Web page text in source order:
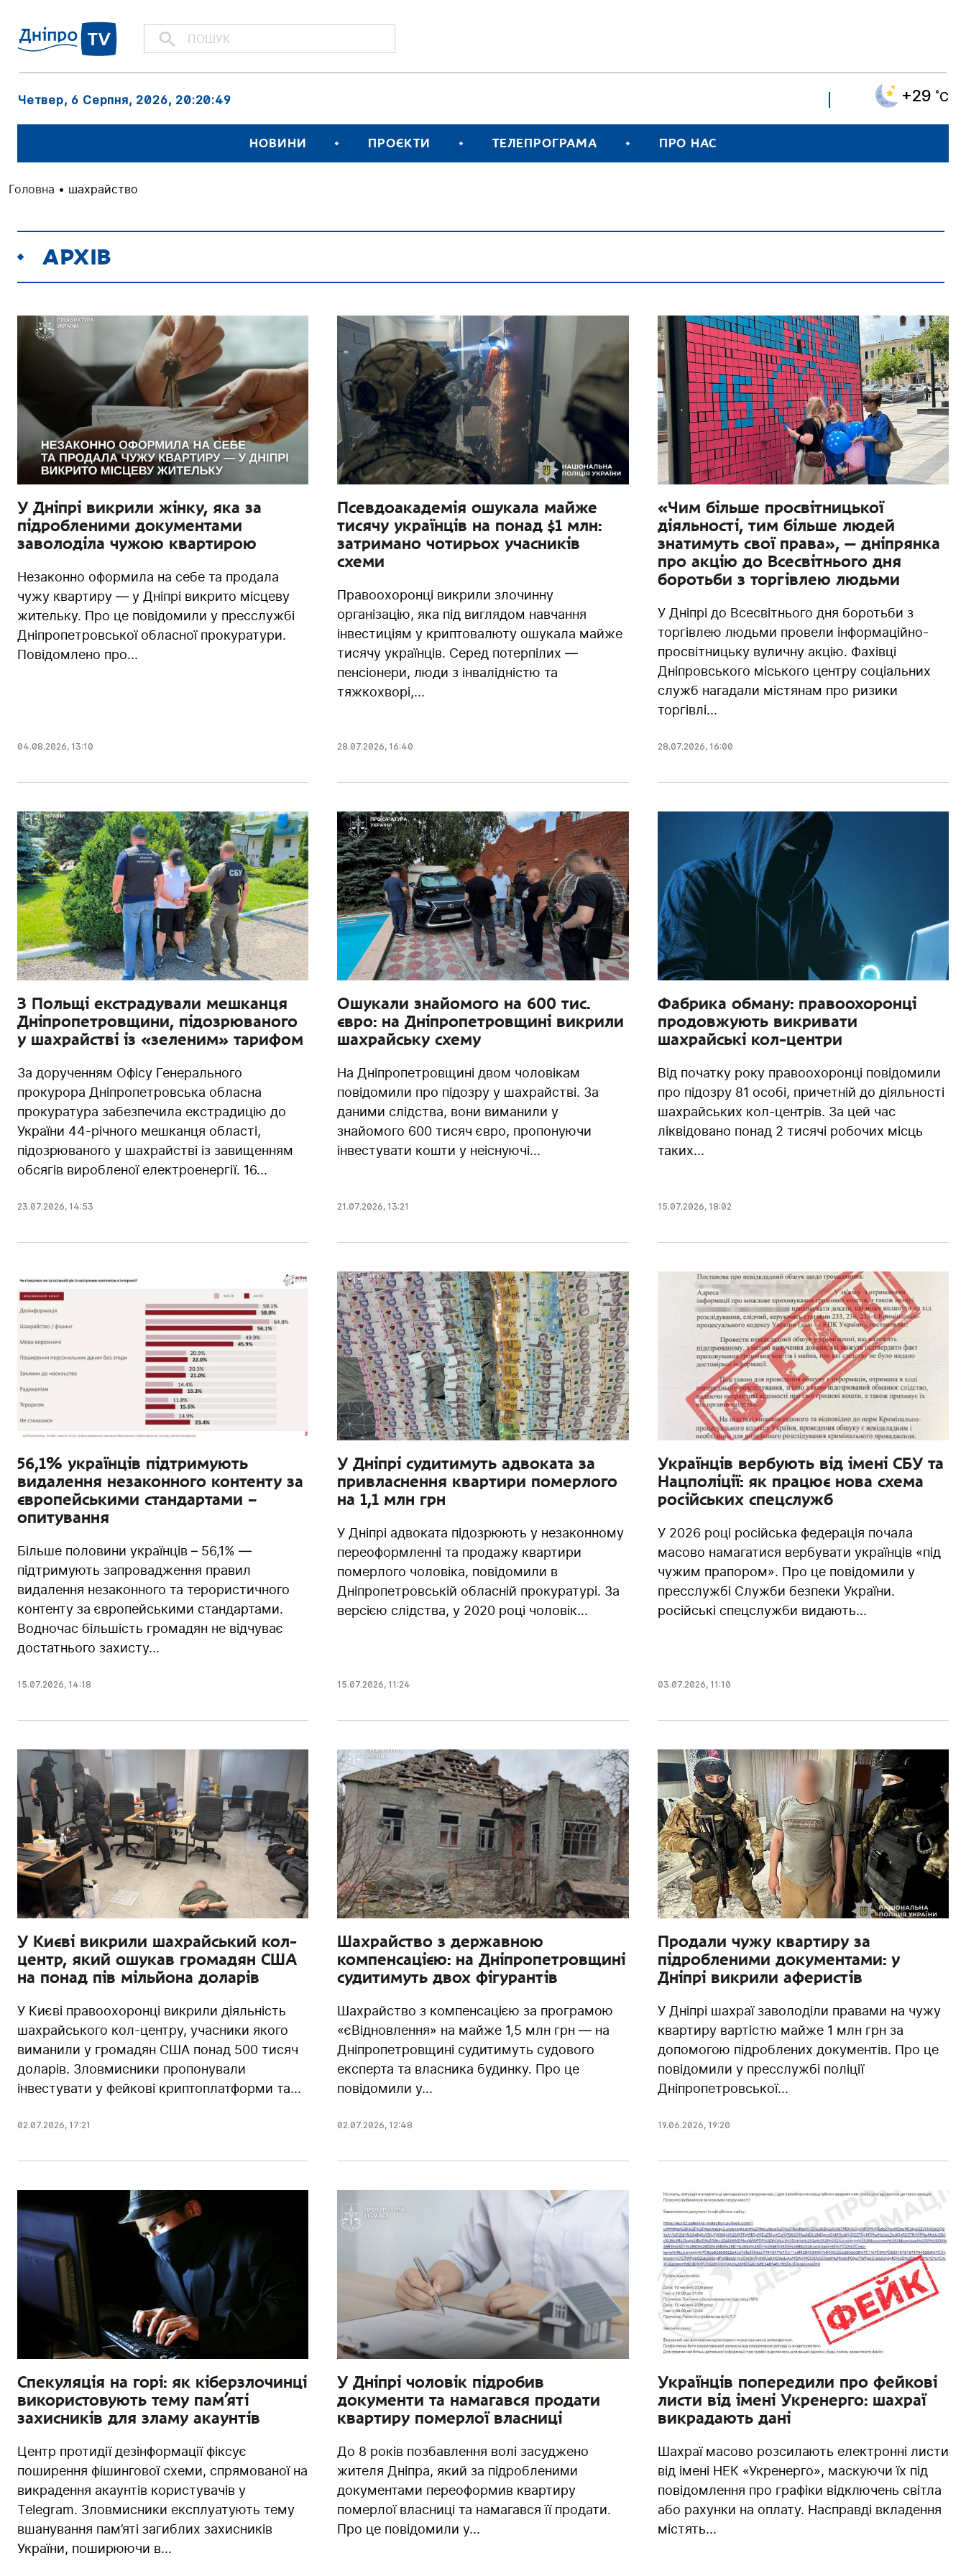
Четвер, 6 Серпня, 2026, 20:20:51 +29 ˚C
НОВИНИ ПРОЄКТИ ТЕЛЕПРОГРАМА ПРО НАС
Головна • шахрайство
АРХІВ
У Дніпрі викрили жінку, яка за
підробленими документами
заволоділа чужою квартирою
Незаконно оформила на себе та продала
чужу квартиру — у Дніпрі викрито місцеву
жительку. Про це повідомили у пресслужбі
Дніпропетровської обласної прокуратури.
Повідомлено про...
04.08.2026, 13:10
Псевдоакадемія ошукала майже
тисячу українців на понад $1 млн:
затримано чотирьох учасників
схеми
Правоохоронці викрили злочинну
організацію, яка під виглядом навчання
інвестиціям у криптовалюту ошукала майже
тисячу українців. Серед потерпілих —
пенсіонери, люди з інвалідністю та
тяжкохворі,...
28.07.2026, 16:40
«Чим більше просвітницької
діяльності, тим більше людей
знатимуть свої права», — дніпрянка
про акцію до Всесвітнього дня
боротьби з торгівлею людьми
У Дніпрі до Всесвітнього дня боротьби з
торгівлею людьми провели інформаційно-
просвітницьку вуличну акцію. Фахівці
Дніпровського міського центру соціальних
служб нагадали містянам про ризики
торгівлі...
28.07.2026, 16:00
З Польщі екстрадували мешканця
Дніпропетровщини, підозрюваного
у шахрайстві із «зеленим» тарифом
За дорученням Офісу Генерального
прокурора Дніпропетровська обласна
прокуратура забезпечила екстрадицію до
України 44-річного мешканця області,
підозрюваного у шахрайстві із завищенням
обсягів виробленої електроенергії. 16...
23.07.2026, 14:53
Ошукали знайомого на 600 тис.
євро: на Дніпропетровщині викрили
шахрайську схему
На Дніпропетровщині двом чоловікам
повідомили про підозру у шахрайстві. За
даними слідства, вони виманили у
знайомого 600 тисяч євро, пропонуючи
інвестувати кошти у неіснуючі...
21.07.2026, 13:21
Фабрика обману: правоохоронці
продовжують викривати
шахрайські кол-центри
Від початку року правоохоронці повідомили
про підозру 81 особі, причетній до діяльності
шахрайських кол-центрів. За цей час
ліквідовано понад 2 тисячі робочих місць
таких...
15.07.2026, 18:02
56,1% українців підтримують
видалення незаконного контенту за
європейськими стандартами –
опитування
Більше половини українців – 56,1% —
підтримують запровадження правил
видалення незаконного та терористичного
контенту за європейськими стандартами.
Водночас більшість громадян не відчуває
достатнього захисту...
15.07.2026, 14:18
У Дніпрі судитимуть адвоката за
привласнення квартири померлого
на 1,1 млн грн
У Дніпрі адвоката підозрюють у незаконному
переоформленні та продажу квартири
померлого чоловіка, повідомили в
Дніпропетровській обласній прокуратурі. За
версією слідства, у 2020 році чоловік...
15.07.2026, 11:24
Українців вербують від імені СБУ та
Нацполіції: як працює нова схема
російських спецслужб
У 2026 році російська федерація почала
масово намагатися вербувати українців «під
чужим прапором». Про це повідомили у
пресслужбі Служби безпеки України.
російські спецслужби видають...
03.07.2026, 11:10
У Києві викрили шахрайський кол-
центр, який ошукав громадян США
на понад пів мільйона доларів
У Києві правоохоронці викрили діяльність
шахрайського кол-центру, учасники якого
виманили у громадян США понад 500 тисяч
доларів. Зловмисники пропонували
інвестувати у фейкові криптоплатформи та...
02.07.2026, 17:21
Шахрайство з державною
компенсацією: на Дніпропетровщині
судитимуть двох фігурантів
Шахрайство з компенсацією за програмою
«єВідновлення» на майже 1,5 млн грн — на
Дніпропетровщині судитимуть судового
експерта та власника будинку. Про це
повідомили у...
02.07.2026, 12:48
Продали чужу квартиру за
підробленими документами: у
Дніпрі викрили аферистів
У Дніпрі шахраї заволоділи правами на чужу
квартиру вартістю майже 1 млн грн за
допомогою підроблених документів. Про це
повідомили у пресслужбі поліції
Дніпропетровської...
19.06.2026, 19:20
Спекуляція на горі: як кіберзлочинці
використовують тему пам’яті
захисників для зламу акаунтів
Центр протидії дезінформації фіксує
поширення фішингової схеми, спрямованої на
викрадення акаунтів користувачів у
Telegram. Зловмисники експлуатують тему
вшанування пам’яті загиблих захисників
України, поширюючи в...
У Дніпрі чоловік підробив
документи та намагався продати
квартиру померлої власниці
До 8 років позбавлення волі засуджено
жителя Дніпра, який за підробленими
документами переоформив квартиру
померлої власниці та намагався її продати.
Про це повідомили у...
Українців попередили про фейкові
листи від імені Укренерго: шахраї
викрадають дані
Шахраї масово розсилають електронні листи
від імені НЕК «Укренерго», маскуючи їх під
повідомлення про графіки відключень світла
або рахунки на оплату. Насправді вкладення
містять...